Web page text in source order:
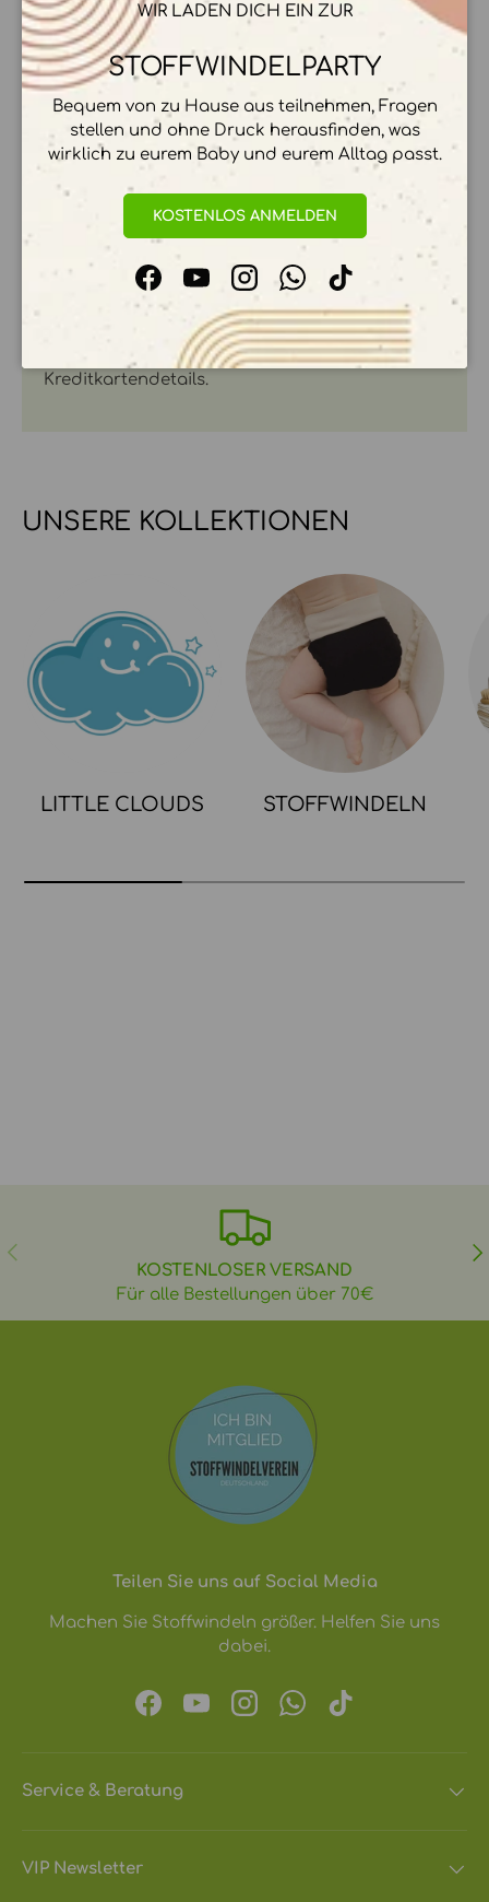
MATERIAL & PFLEGE
HERSTELLER & HERKUNFT
ZAHLUNGSMÖGLICHKEITEN
Ihre Zahlungsinformationen werden sicher
verarbeitet. Wir speichern keine
Kreditkartendetails.
UNSERE KOLLEKTIONEN
LITTLE CLOUDS STOFFWINDELN
WIR LADEN DICH EIN ZUR
STOFFWINDELPARTY
Bequem von zu Hause aus teilnehmen, Fragen
stellen und ohne Druck herausfinden, was
wirklich zu eurem Baby und eurem Alltag passt.
KOSTENLOS ANMELDEN
FacebookYouTubeInstagramWhatsApp
TikTok
VORHERIGE
KOSTENLOSER VERSAND
Für alle Bestellungen über 70€
Teilen Sie uns auf Social Media
Machen Sie Stoffwindeln größer. Helfen Sie uns
dabei.
FacebookYouTubeInstagramWhatsApp
TikTok
Service & Beratung
VIP Newsletter